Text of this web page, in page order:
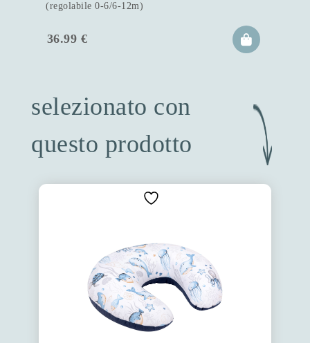
(regolabile 0-6/6-12m)
36.99 €
selezionato con
questo prodotto